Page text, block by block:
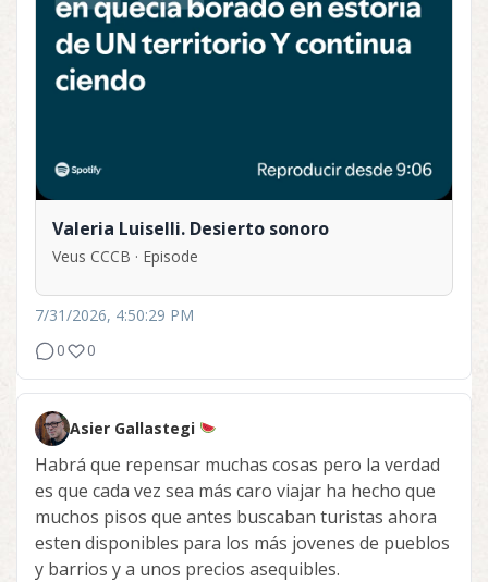
Valeria Luiselli. Desierto sonoro
Veus CCCB · Episode
7/31/2026, 4:50:29 PM
0
0
Asier Gallastegi
Habrá que repensar muchas cosas pero la verdad
es que cada vez sea más caro viajar ha hecho que
muchos pisos que antes buscaban turistas ahora
esten disponibles para los más jovenes de pueblos
y barrios y a unos precios asequibles.